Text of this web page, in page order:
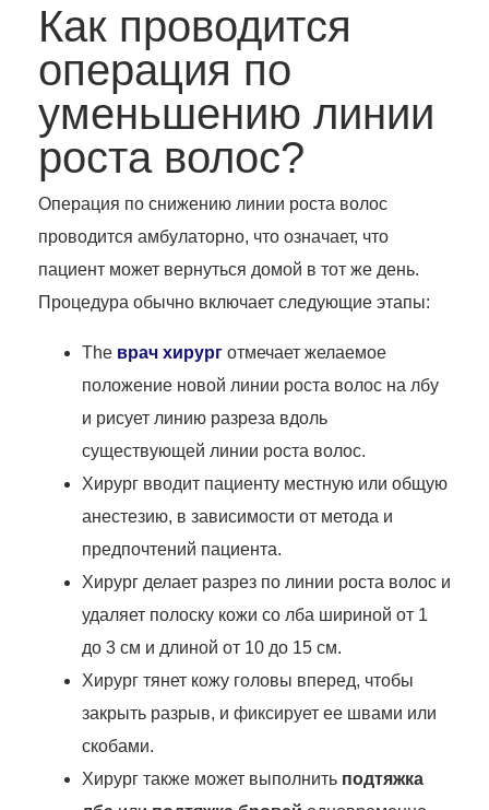
Как проводится
операция по
уменьшению линии
роста волос?
Операция по снижению линии роста волос
проводится амбулаторно, что означает, что
пациент может вернуться домой в тот же день.
Процедура обычно включает следующие этапы:
The врач хирург отмечает желаемое
положение новой линии роста волос на лбу
и рисует линию разреза вдоль
существующей линии роста волос.
Хирург вводит пациенту местную или общую
анестезию, в зависимости от метода и
предпочтений пациента.
Хирург делает разрез по линии роста волос и
удаляет полоску кожи со лба шириной от 1
до 3 см и длиной от 10 до 15 см.
Хирург тянет кожу головы вперед, чтобы
закрыть разрыв, и фиксирует ее швами или
скобами.
Хирург также может выполнить подтяжка